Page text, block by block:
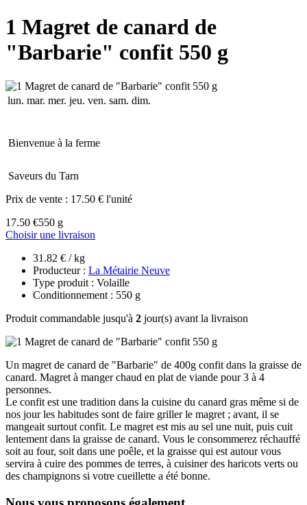
1 Magret de canard de
"Barbarie" confit 550 g
lun. mar. mer. jeu. ven. sam. dim.
Bienvenue à la ferme
Saveurs du Tarn
Prix de vente : 17.50 € l'unité
17.50 €550 g
Choisir une livraison
31.82 € / kg
Producteur : La Métairie Neuve
Type produit : Volaille
Conditionnement : 550 g
Produit commandable jusqu'à 2 jour(s) avant la livraison
Un magret de canard de "Barbarie" de 400g confit dans la graisse de
canard. Magret à manger chaud en plat de viande pour 3 à 4
personnes.
Le confit est une tradition dans la cuisine du canard gras même si de
nos jour les habitudes sont de faire griller le magret ; avant, il se
mangeait surtout confit. Le magret est mis au sel une nuit, puis cuit
lentement dans la graisse de canard. Vous le consommerez réchauffé
soit au four, soit dans une poêle, et la graisse qui est autour vous
servira à cuire des pommes de terres, à cuisiner des haricots verts ou
des champignons si votre cueillette a été bonne.